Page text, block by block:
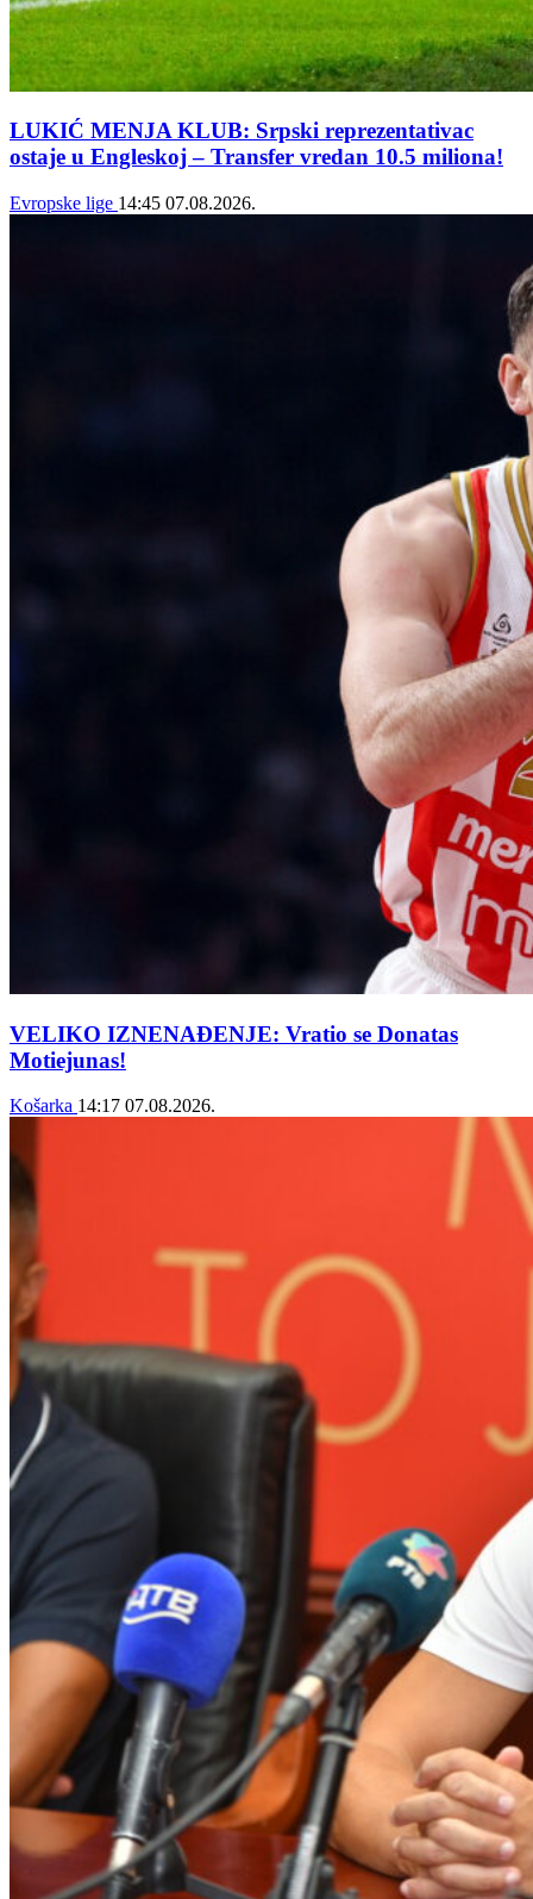
LUKIĆ MENJA KLUB: Srpski reprezentativac
ostaje u Engleskoj – Transfer vredan 10.5 miliona!
Evropske lige 14:45 07.08.2026.
VELIKO IZNENAĐENJE: Vratio se Donatas
Motiejunas!
Košarka 14:17 07.08.2026.